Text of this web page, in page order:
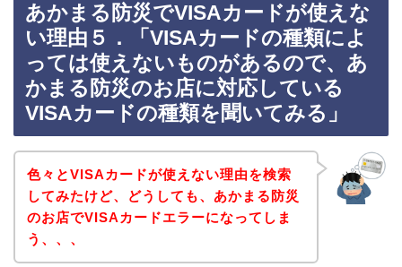
あかまる防災でVISAカードが使えな
い理由５．「VISAカードの種類によ
っては使えないものがあるので、あ
かまる防災のお店に対応している
VISAカードの種類を聞いてみる」
色々とVISAカードが使えない理由を検索
してみたけど、どうしても、あかまる防災
のお店でVISAカードエラーになってしま
う、、、